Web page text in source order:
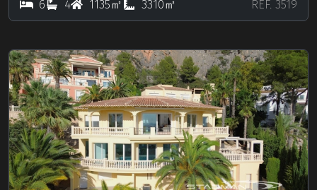
6 4 1135㎡ 3310㎡ REF. 3519